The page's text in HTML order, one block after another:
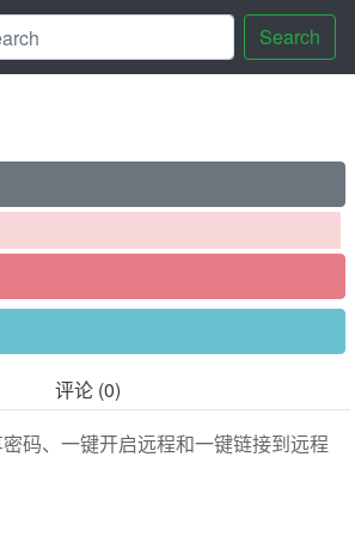
Search
评论 (0)
码、一键开启远程和一键链接到远程